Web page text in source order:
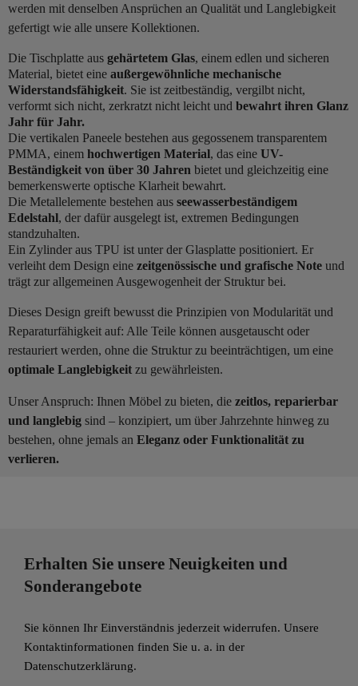
werden mit denselben Ansprüchen an Qualität und Langlebigkeit
gefertigt wie alle unsere Kollektionen.
Die Tischplatte aus gehärtetem Glas, einem edlen und sicheren
Material, bietet eine außergewöhnliche mechanische
Widerstandsfähigkeit. Sie ist zeitbeständig, vergilbt nicht,
verformt sich nicht, zerkratzt nicht leicht und bewahrt ihren Glanz
Jahr für Jahr.
Die vertikalen Paneele bestehen aus gegossenem transparentem
PMMA, einem hochwertigen Material, das eine UV-
Beständigkeit von über 30 Jahren bietet und gleichzeitig eine
bemerkenswerte optische Klarheit bewahrt.
Die Metallelemente bestehen aus seewasserbeständigem
Edelstahl, der dafür ausgelegt ist, extremen Bedingungen
standzuhalten.
Ein Zylinder aus TPU ist unter der Glasplatte positioniert. Er
verleiht dem Design eine zeitgenössische und grafische Note und
trägt zur allgemeinen Ausgewogenheit der Struktur bei.
Dieses Design greift bewusst die Prinzipien von Modularität und
Reparaturfähigkeit auf: Alle Teile können ausgetauscht oder
restauriert werden, ohne die Struktur zu beeinträchtigen, um eine
optimale Langlebigkeit zu gewährleisten.
Unser Anspruch: Ihnen Möbel zu bieten, die zeitlos, reparierbar
und langlebig sind – konzipiert, um über Jahrzehnte hinweg zu
bestehen, ohne jemals an Eleganz oder Funktionalität zu
verlieren.
Erhalten Sie unsere Neuigkeiten und
Sonderangebote
Sie können Ihr Einverständnis jederzeit widerrufen. Unsere
Kontaktinformationen finden Sie u. a. in der
Datenschutzerklärung.